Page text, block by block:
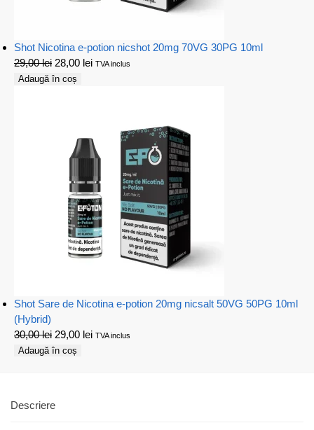
Shot Nicotina e-potion nicshot 20mg 70VG 30PG 10ml
29,00lei 28,00 lei TVA inclus
Adaugă în coș
Shot Sare de Nicotina e-potion 20mg nicsalt 50VG 50PG 10ml
(Hybrid)
30,00lei 29,00 lei TVA inclus
Adaugă în coș
Descriere